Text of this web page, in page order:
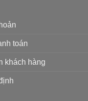
toán
khách hàng